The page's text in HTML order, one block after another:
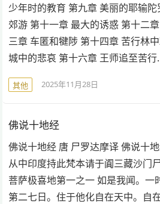
少年时的教育 第九章 美丽的耶输
郊游 第十一章 最大的诱惑 第十二
三章 车匿和犍陟 第十四章 苦行林
城中的悲哀 第十六章 王师追至苦
其他 2025年11月28日
佛说十地经
佛说十地经 唐 尸罗达摩译 佛说十
从中印度持此梵本请于阗三藏沙门
菩萨极喜地第一之一 如是我闻。一
第二七日。住于他化自在天中。自